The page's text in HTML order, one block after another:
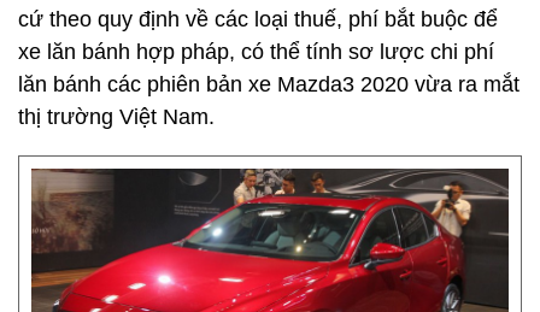
cứ theo quy định về các loại thuế, phí bắt buộc để
xe lăn bánh hợp pháp, có thể tính sơ lược chi phí
lăn bánh các phiên bản xe Mazda3 2020 vừa ra mắt
thị trường Việt Nam.